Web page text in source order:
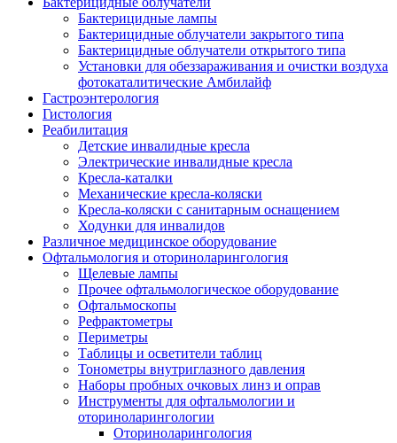
Бактерицидные лампы
Бактерицидные облучатели закрытого типа
Бактерицидные облучатели открытого типа
Установки для обеззараживания и очистки воздуха
фотокаталитические Амбилайф
Гастроэнтерология
Гистология
Реабилитация
Детские инвалидные кресла
Электрические инвалидные кресла
Кресла-каталки
Механические кресла-коляски
Кресла-коляски с санитарным оснащением
Ходунки для инвалидов
Различное медицинское оборудование
Офтальмология и оториноларингология
Щелевые лампы
Прочее офтальмологическое оборудование
Офтальмоскопы
Рефрактометры
Периметры
Таблицы и осветители таблиц
Тонометры внутриглазного давления
Наборы пробных очковых линз и оправ
Инструменты для офтальмологии и
оториноларингологии
Оториноларингология